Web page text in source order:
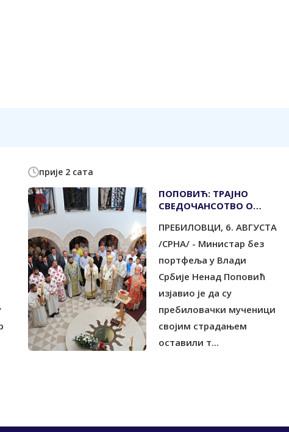
прије 2 сата
ПОПОВИЋ: ТРАЈНО
СВЕДОЧАНСОТВО О
НЕПОКОЛЕБЉИВОСТИ
ПРЕБИЛОВЦИ, 6. АВГУСТА
/СРНА/ - Министар без
портфеља у Влади
Србије Ненад Поповић
изјавио је да су
пребиловачки мученици
својим страдањем
оставили т...